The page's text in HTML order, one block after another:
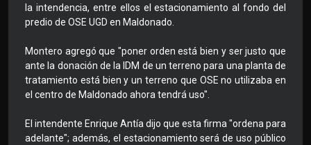
la intendencia, entre ellos el estacionamiento al fondo del
predio de OSE UGD en Maldonado.
Montero agregó que "poner orden está bien y ser justo que
ante la donación de la IDM de un terreno para una planta de
tratamiento está bien y un terreno que OSE no utilizaba en
el centro de Maldonado ahora tendrá uso".
El intendente Enrique Antía dijo que esta firma "ordena para
adelante"; además, el estacionamiento será de uso público